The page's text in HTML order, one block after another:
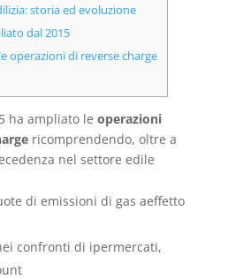
storia ed evoluzione
dal 2015
operazioni di reverse charge
ha ampliato le operazioni
ricomprendendo, oltre a
nel settore edile
di emissioni di gas aeffetto
confronti di ipermercati,